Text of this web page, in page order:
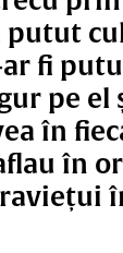
putut
ar fi
pe el
în
în